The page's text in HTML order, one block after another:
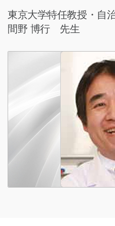
お気に入りの分野を選択
東京大学特任教授・自
間野 博行 先生